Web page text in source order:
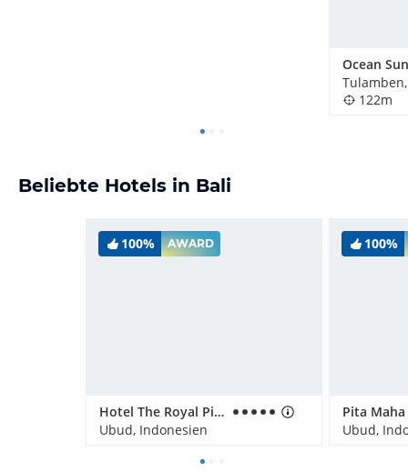
122m
Beliebte Hotels in Bali
100% AWARD
Hotel The Royal Pita Maha
Ubud, Indonesien
100%
Ubud,